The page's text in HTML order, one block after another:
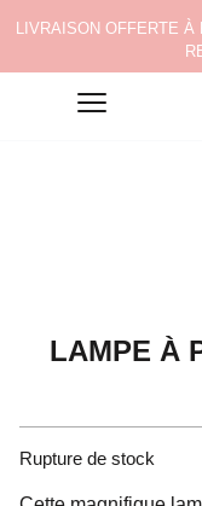
LIVRAISON OFFERTE À
LAMPE À
Rupture de stock